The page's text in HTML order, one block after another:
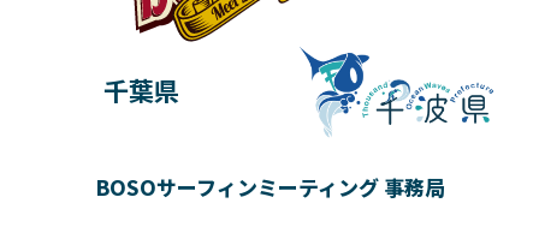
千葉県
BOSOサーフィンミーティング 事務局